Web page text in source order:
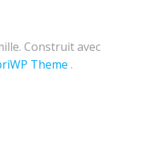
Construit avec
Theme .